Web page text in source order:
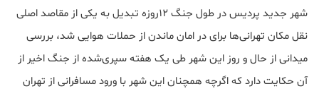
شهر جدید پردیس در طول جنگ ۱۲روزه تبدیل به یکی از مقاصد اصلی
نقل مکان تهرانی‌ها برای در امان ماندن از حملات هوایی شد، بررسی
میدانی از حال و روز این شهر طی یک هفته سپری‌شده از جنگ اخیر از
آن حکایت دارد که اگرچه همچنان این شهر با ورود مسافرانی از تهران